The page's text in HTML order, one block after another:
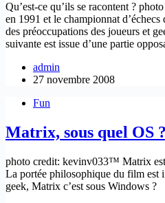
Qu’est-ce qu’ils se racontent ?
en 1991 et le championnat d’échecs
des préoccupations des joueurs et
suivante est issue d’une partie
admin
27 novembre 2008
Fun
Matrix, sous quel OS ?
photo credit: kevinv033™ Matrix
La portée philosophique du film est
geek, Matrix c’est sous Windows ?